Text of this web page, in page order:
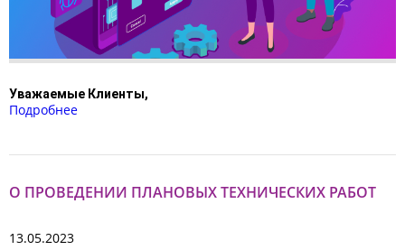
Уважаемые Клиенты,
Подробнее
О ПРОВЕДЕНИИ ПЛАНОВЫХ ТЕХНИЧЕСКИХ РАБОТ
13.05.2023